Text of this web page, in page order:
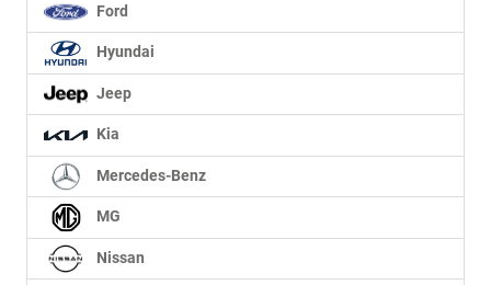
Ford
Hyundai
Jeep
Kia
Mercedes-Benz
MG
Nissan